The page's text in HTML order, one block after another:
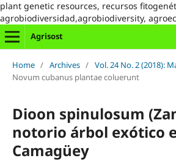
plant genetic resources, recursos
agrobiodiversidad,agrobiodiversity,
Agrisost
Home / Archives / Vol. 24 No. 2 (2018):
Novum cubanus plantae coluerunt
Dioon spinulosum
notorio árbol exótico
Camagüey